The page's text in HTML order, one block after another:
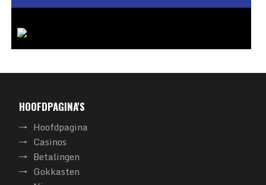
HOOFDPAGINA'S
Hoofdpagina
Casinos
Betalingen
Gokkasten